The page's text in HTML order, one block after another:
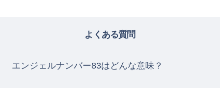
よくある質問
エンジェルナンバー83はどんな意味？